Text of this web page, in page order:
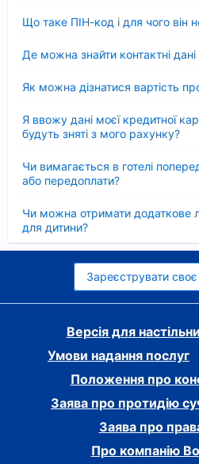
Що таке ПІН-код і для чого він
Де можна знайти контактні
Як можна дізнатися вартість
Я ввожу дані моєї кредитної
будуть зняті з мого рахунку?
Чи вимагається в готелі
або передоплати?
Чи можна отримати додаткове
для дитини?
Зареєструвати
Версія для
Умови надання послуг
Положення про
Заява про протидію
Заява про
Про компанію